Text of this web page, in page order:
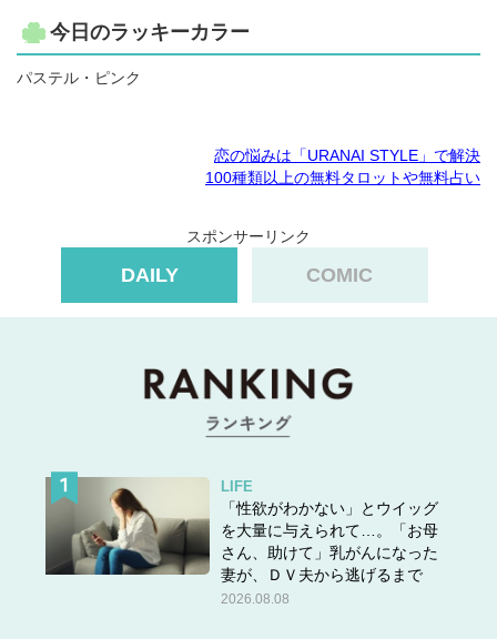
今日のラッキーカラー
パステル・ピンク
恋の悩みは「URANAI STYLE」で解決
100種類以上の無料タロットや無料占い
スポンサーリンク
DAILY COMIC
LIFE
「性欲がわかない」とウイッグ
を大量に与えられて…。「お母
さん、助けて」乳がんになった
妻が、ＤＶ夫から逃げるまで
2026.08.08